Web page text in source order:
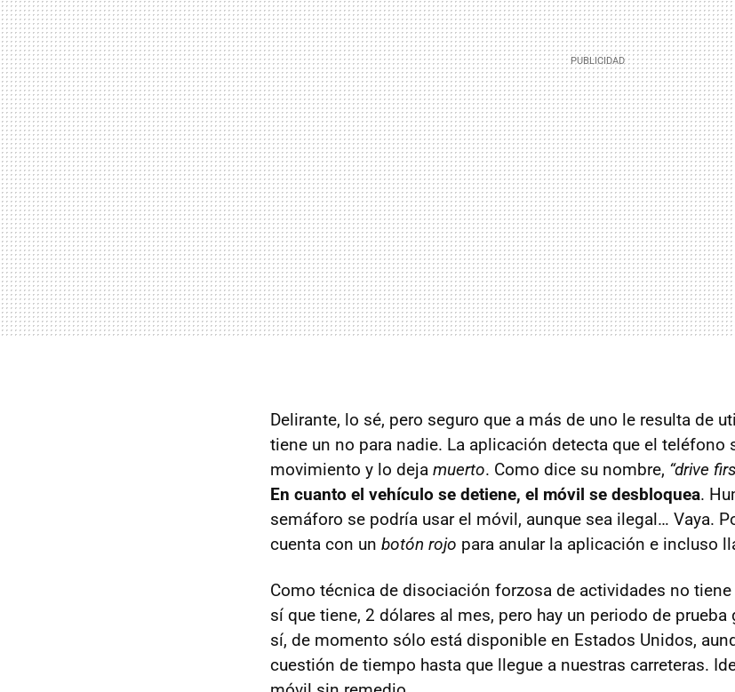
Delirante, lo sé, pero seguro que a más de uno le resulta de
tiene un no para nadie. La aplicación detecta que el teléfono
movimiento y lo deja muerto. Como dice su nombre, “drive
En cuanto el vehículo se detiene, el móvil se desbloquea.
semáforo se podría usar el móvil, aunque sea ilegal… Vaya.
cuenta con un botón rojo para anular la aplicación e incluso
Como técnica de disociación forzosa de actividades no
sí que tiene, 2 dólares al mes, pero hay un periodo de
sí, de momento sólo está disponible en Estados Unidos,
cuestión de tiempo hasta que llegue a nuestras carreteras.